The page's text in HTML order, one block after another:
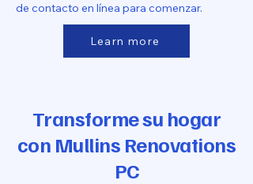
de contacto en línea para comenzar.
Learn more
Transforme su hogar
con Mullins Renovations
PC